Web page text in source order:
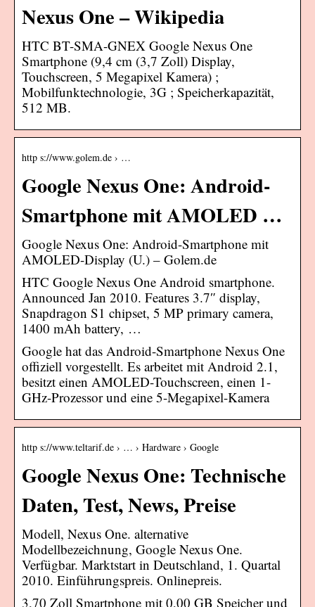
Nexus One – Wikipedia
HTC BT-SMA-GNEX Google Nexus One
Smartphone (9,4 cm (3,7 Zoll) Display,
Touchscreen, 5 Megapixel Kamera) ;
Mobilfunktechnologie, 3G ; Speicherkapazität,
512 MB.
http s://www.golem.de › …
Google Nexus One: Android-
Smartphone mit AMOLED …
Google Nexus One: Android-Smartphone mit
AMOLED-Display (U.) – Golem.de
HTC Google Nexus One Android smartphone.
Announced Jan 2010. Features 3.7″ display,
Snapdragon S1 chipset, 5 MP primary camera,
1400 mAh battery, …
Google hat das Android-Smartphone Nexus One
offiziell vorgestellt. Es arbeitet mit Android 2.1,
besitzt einen AMOLED-Touchscreen, einen 1-
GHz-Prozessor und eine 5-Megapixel-Kamera
http s://www.teltarif.de › … › Hardware › Google
Google Nexus One: Technische
Daten, Test, News, Preise
Modell, Nexus One. alternative
Modellbezeichnung, Google Nexus One.
Verfügbar. Marktstart in Deutschland, 1. Quartal
2010. Einführungspreis. Onlinepreis.
3,70 Zoll Smartphone mit 0,00 GB Speicher und